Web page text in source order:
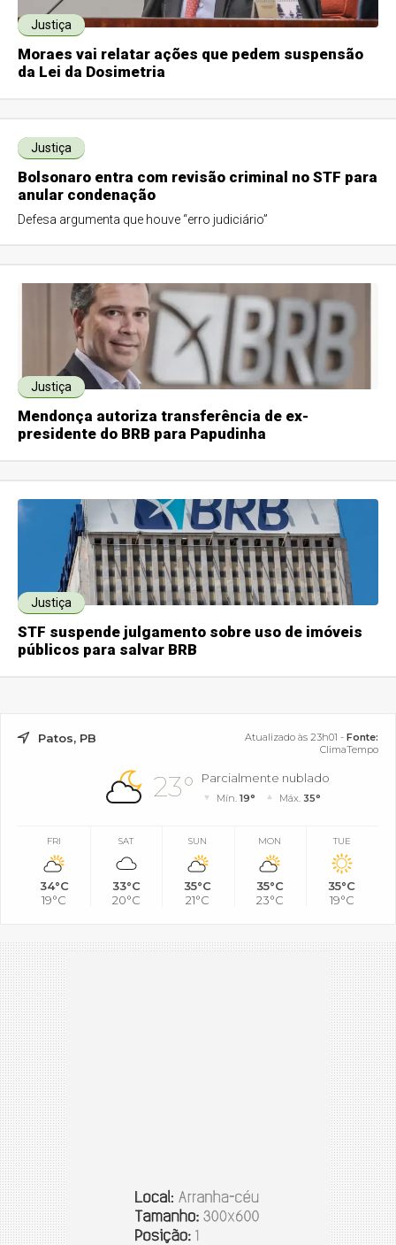
Justiça
Moraes vai relatar ações que pedem suspensão
da Lei da Dosimetria
Justiça
Bolsonaro entra com revisão criminal no STF para
anular condenação
Defesa argumenta que houve “erro judiciário”
Justiça
Mendonça autoriza transferência de ex-
presidente do BRB para Papudinha
Justiça
STF suspende julgamento sobre uso de imóveis
públicos para salvar BRB
Patos, PB Atualizado às 23h01 - Fonte:
ClimaTempo
23° Parcialmente nublado
Mín.19° Máx. 35°
FRI
34°C
19°C
SAT
33°C
20°C
SUN
35°C
21°C
MON
35°C
23°C
TUE
35°C
19°C